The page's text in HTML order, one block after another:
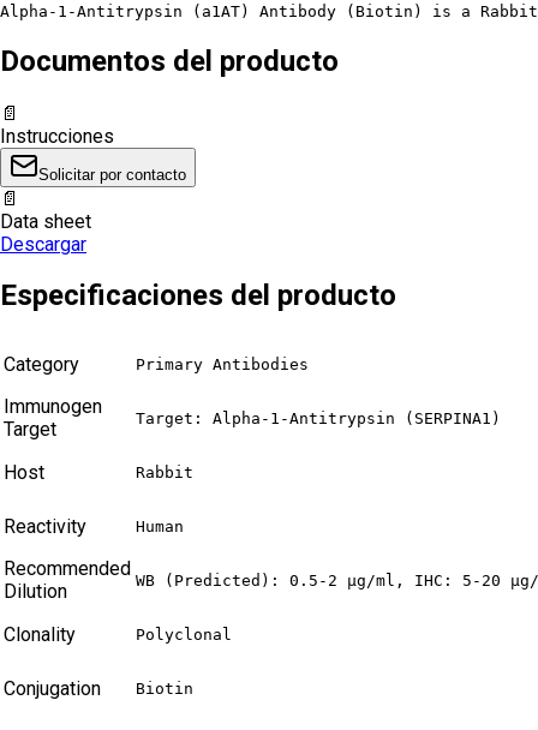
Alpha-1-Antitrypsin (a1AT) Antibody (Biotin) is a
Documentos del producto
📄
Instrucciones
Solicitar por contacto
📄
Data sheet
Descargar
Especificaciones del producto
Category Primary Antibodies
Immunogen
Target
Target: Alpha-1-Antitrypsin (SERPINA1)
Host Rabbit
Reactivity Human
Recommended
Dilution
WB (Predicted): 0.5-2 µg/ml, IHC: 5-20
Clonality Polyclonal
Conjugation Biotin